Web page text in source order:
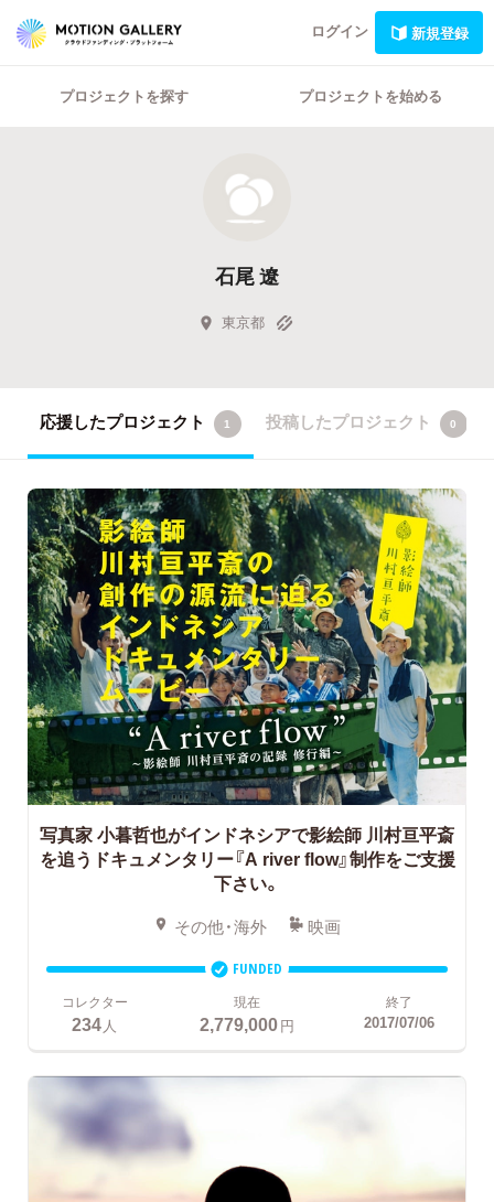
ログイン 新規登録
プロジェクトを探す プロジェクトを始める
石尾 遼
東京都
応援したプロジェクト 1 投稿したプロジェクト 0
写真家 小暮哲也がインドネシアで影絵師 川村亘平斎
を追うドキュメンタリー『A river flow』制作をご支援
下さい。
その他・海外 映画
FUNDED
コレクター
234 人
現在
2,779,000円
終了
2017/07/06